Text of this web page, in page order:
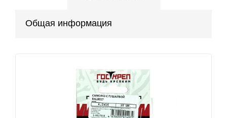
Общая информация